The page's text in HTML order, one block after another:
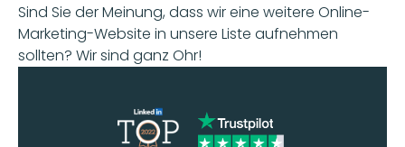
Sind Sie der Meinung, dass wir eine weitere Online-
Marketing-Website in unsere Liste aufnehmen
sollten? Wir sind ganz Ohr!